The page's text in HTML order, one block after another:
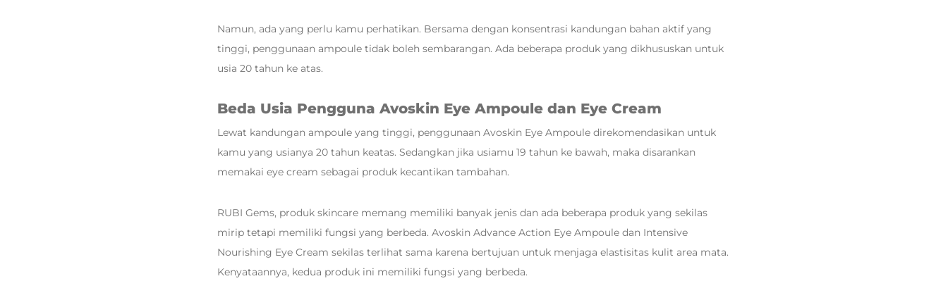
Namun, ada yang perlu kamu perhatikan. Bersama dengan konsentrasi kandungan bahan aktif yang
tinggi, penggunaan ampoule tidak boleh sembarangan. Ada beberapa produk yang dikhususkan untuk
usia 20 tahun ke atas.
Beda Usia Pengguna Avoskin Eye Ampoule dan Eye Cream
Lewat kandungan ampoule yang tinggi, penggunaan Avoskin Eye Ampoule direkomendasikan untuk
kamu yang usianya 20 tahun keatas. Sedangkan jika usiamu 19 tahun ke bawah, maka disarankan
memakai eye cream sebagai produk kecantikan tambahan.
RUBI Gems, produk skincare memang memiliki banyak jenis dan ada beberapa produk yang sekilas
mirip tetapi memiliki fungsi yang berbeda. Avoskin Advance Action Eye Ampoule dan Intensive
Nourishing Eye Cream sekilas terlihat sama karena bertujuan untuk menjaga elastisitas kulit area mata.
Kenyataannya, kedua produk ini memiliki fungsi yang berbeda.